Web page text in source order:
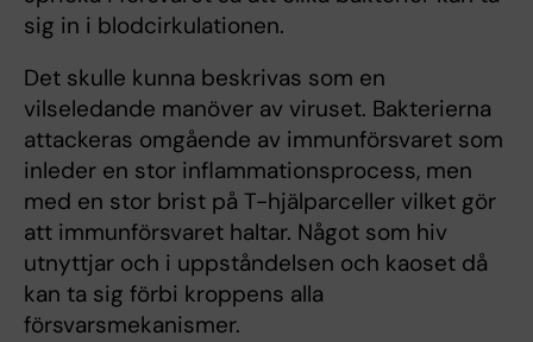
sig in i blodcirkulationen.
Det skulle kunna beskrivas som en
vilseledande manöver av viruset. Bakterierna
attackeras omgående av immunförsvaret som
inleder en stor inflammationsprocess, men
med en stor brist på T-hjälparceller vilket gör
att immunförsvaret haltar. Något som hiv
utnyttjar och i uppståndelsen och kaoset då
kan ta sig förbi kroppens alla
försvarsmekanismer.